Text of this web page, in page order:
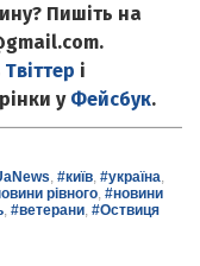
Пишіть на
Твіттер і
у Фейсбук.
, #київ, #україна,
рівного, #новини
, #ветерани, #Оствиця